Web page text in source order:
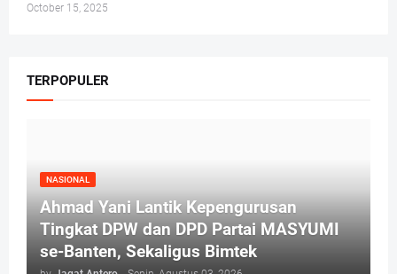
October 15, 2025
TERPOPULER
NASIONAL
Ahmad Yani Lantik Kepengurusan
Tingkat DPW dan DPD Partai MASYUMI
se-Banten, Sekaligus Bimtek